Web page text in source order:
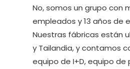
No, somos un grupo con
empleados y 13 años de
Nuestras fábricas están
y Tailandia, y contamos
equipo de I+D, equipo de